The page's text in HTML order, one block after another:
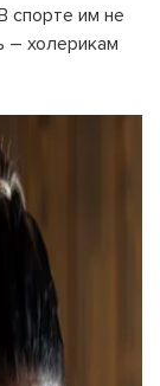
спорте им не
– холерикам